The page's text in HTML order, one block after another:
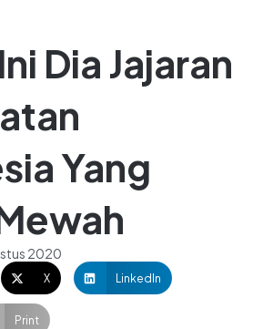
Dia Jajaran
Yang
2020
X LinkedIn
Print